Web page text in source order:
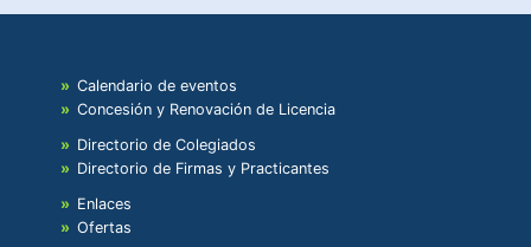
Calendario de eventos
Concesión y Renovación de Licencia
Directorio de Colegiados
Directorio de Firmas y Practicantes
Enlaces
Ofertas